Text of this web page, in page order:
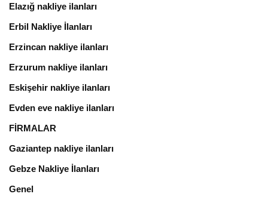
Elazığ nakliye ilanları
Erbil Nakliye İlanları
Erzincan nakliye ilanları
Erzurum nakliye ilanları
Eskişehir nakliye ilanları
Evden eve nakliye ilanları
FİRMALAR
Gaziantep nakliye ilanları
Gebze Nakliye İlanları
Genel